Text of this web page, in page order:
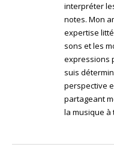
interpréter
notes. Mon
expertise
sons et les
expressions
suis
perspective
partageant
la musique